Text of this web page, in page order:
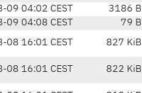
09 04:02 CEST
3186 B
09 04:08 CEST
79 B
08 16:01 CEST 827 KiB
08 16:01 CEST 822 KiB